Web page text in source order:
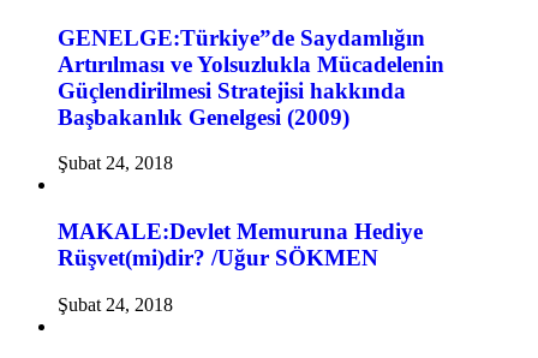
GENELGE:Türkiye”de Saydamlığın
Artırılması ve Yolsuzlukla Mücadelenin
Güçlendirilmesi Stratejisi hakkında
Başbakanlık Genelgesi (2009)
Şubat 24, 2018
MAKALE:Devlet Memuruna Hediye
Rüşvet(mi)dir? /Uğur SÖKMEN
Şubat 24, 2018